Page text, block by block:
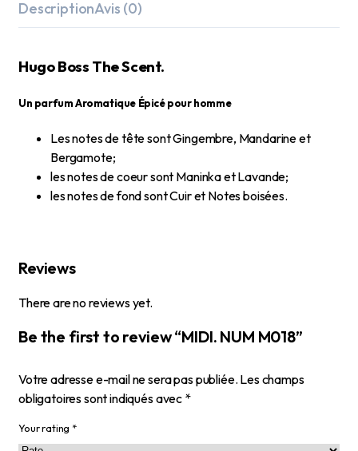
DescriptionAvis (0)
Hugo Boss The Scent.
Un parfum Aromatique Épicé pour homme
Les notes de tête sont Gingembre, Mandarine et
Bergamote;
les notes de coeur sont Maninka et Lavande;
les notes de fond sont Cuir et Notes boisées.
Reviews
There are no reviews yet.
Be the first to review “MIDI. NUM M018”
Votre adresse e-mail ne sera pas publiée. Les champs
obligatoires sont indiqués avec *
Your rating *